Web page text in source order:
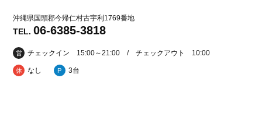
沖縄県国頭郡今帰仁村古宇利1769番地
TEL.06-6385-3818
営 チェックイン 15:00～21:00 / チェックアウト 10:00
休 なし P 3台